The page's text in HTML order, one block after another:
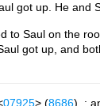
got up. He and
to Saul on the
got up, and
07925> (8686)_: